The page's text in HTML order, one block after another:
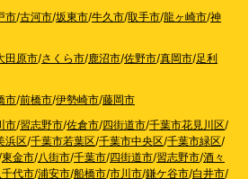
市/古河市/坂東市/牛久市/取手市/龍ヶ崎市/神
田原市/さくら市/鹿沼市/佐野市/真岡市/足利
市/前橋市/伊勢崎市/藤岡市
市/習志野市/佐倉市/四街道市/千葉市花見川区/
浜区/千葉市若葉区/千葉市中央区/千葉市緑区/
東金市/八街市/千葉市/四街道市/習志野市/酒々
千代市/浦安市/船橋市/市川市/鎌ケ谷市/白井市/